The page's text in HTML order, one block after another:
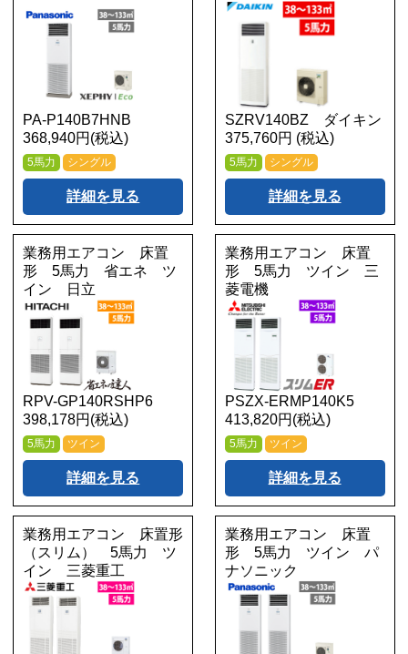
PA-P140B7HNB
368,940円(税込)
5馬力 シングル
詳細を見る
SZRV140BZ ダイキン
375,760円 (税込)
5馬力 シングル
詳細を見る
業務用エアコン 床置
形 5馬力 省エネ ツ
イン 日立
RPV-GP140RSHP6
398,178円(税込)
5馬力 ツイン
詳細を見る
業務用エアコン 床置
形 5馬力 ツイン 三
菱電機
PSZX-ERMP140K5
413,820円(税込)
5馬力 ツイン
詳細を見る
業務用エアコン 床置形
（スリム） 5馬力 ツ
イン 三菱重工
業務用エアコン 床置
形 5馬力 ツイン パ
ナソニック